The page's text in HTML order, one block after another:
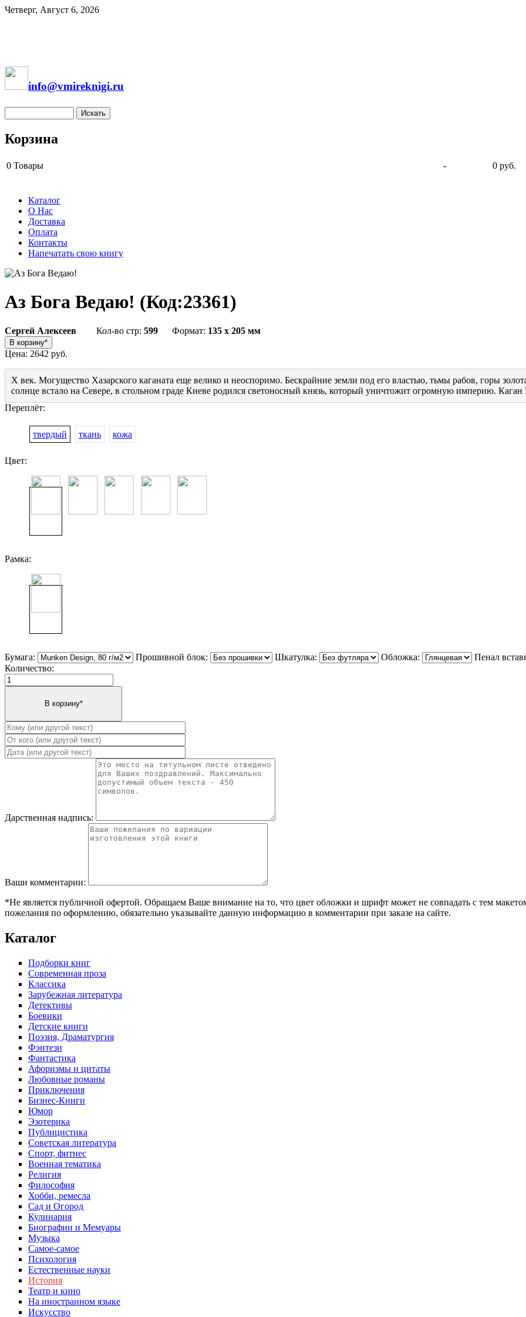
Четверг, Август 6, 2026
info@vmireknigi.ru
Корзина
0 Товары - 0 руб.
Каталог
О Нас
Доставка
Оплата
Контакты
Напечатать свою книгу
Аз Бога Ведаю! (Код:23361)
Сергей Алексеев Кол-во стр: 599 Формат: 135 x 205 мм
Цена: 2642 руб.
X век. Могущество Хазарского каганата еще велико и неоспоримо. Бескрайние земли под его властью, тьмы рабов, горы
солнце встало на Севере, в стольном граде Киеве родился светоносный князь, который уничтожит огромную империю.
Переплёт:
твердый ткань кожа
Цвет:
Рамка:
Бумага: Прошивной блок: Шкатулка: Обложка:
Пенал
Количество:
Дарственная надпись:
Ваши комментарии:
*Не является публичной офертой. Обращаем Ваше внимание на то, что цвет обложки и шрифт может не совпадать с тем
пожелания по оформлению, обязательно указывайте данную информацию в комментарии при заказе на сайте.
Каталог
Подборки книг
Современная проза
Классика
Зарубежная литература
Детективы
Боевики
Детские книги
Поэзия, Драматургия
Фэнтези
Фантастика
Афоризмы и цитаты
Любовные романы
Приключения
Бизнес-Книги
Юмор
Эзотерика
Публицистика
Советская литература
Спорт, фитнес
Военная тематика
Религия
Философия
Хобби, ремесла
Сад и Огород
Кулинария
Биографии и Мемуары
Музыка
Самое-самое
Психология
Естественные науки
История
Театр и кино
На иностранном языке
Искусство